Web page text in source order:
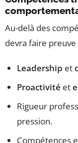
Au-delà des
devra faire preuve
Leadership et
Proactivité et
Rigueur
pression.
Compétences